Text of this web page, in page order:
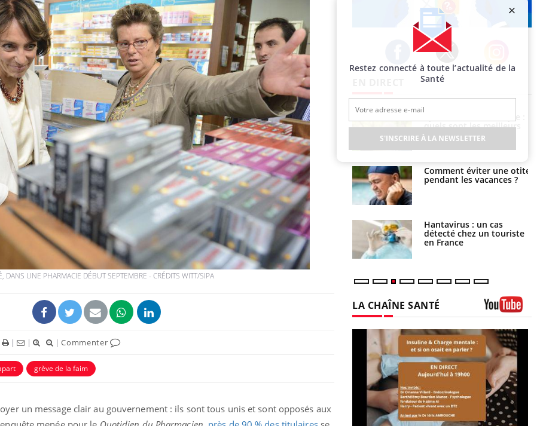
DANS UNE PHARMACIE DÉBUT SEPTEMBRE - CRÉDITS WITT/SIPA
| | |Commenter
grève de la faim
un message clair au gouvernement : ils sont tous unis et sont opposés aux
Facebook Twitter Instagram
Fatigue en vacances :
normal ou signe d’une
maladie ?
Et si les caries pouvaient
bientôt disparaître sans
plombage ?
Éclipse solaire du 12 août
: “Des verres adaptés,
c'est indispensable pour
la santé des yeux”
Les troubles du sommeil
modifient votre cerveau !
Mon enfant est-il trop
sensible ou simplement
très empathique ?
Bébés, jeunes enfants :
quelle trousse à
pharmacie pour les
vacances ?
quels sont les meilleurs
exercices physiques ?
Comment éviter une otite
pendant les vacances ?
Hantavirus : un cas
détecté chez un touriste
en France
LA CHAÎNE SANTÉ
Restez connecté à toute l’actualité de la
Santé
S'INSCRIRE À LA NEWSLETTER